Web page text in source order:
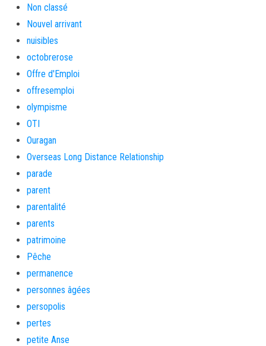
Non classé
Nouvel arrivant
nuisibles
octobrerose
Offre d'Emploi
offresemploi
olympisme
OTI
Ouragan
Overseas Long Distance Relationship
parade
parent
parentalité
parents
patrimoine
Pêche
permanence
personnes âgées
persopolis
pertes
petite Anse